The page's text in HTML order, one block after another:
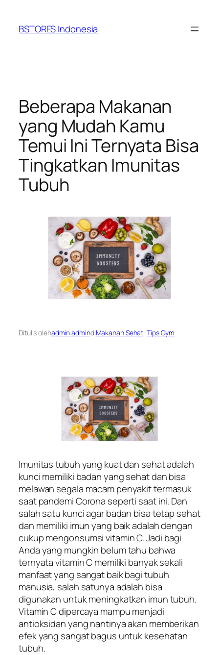
konten
BSTORES Indonesia
Beberapa Makanan
yang Mudah Kamu
Temui Ini Ternyata Bisa
Tingkatkan Imunitas
Tubuh
Ditulis olehadmin admindiMakanan Sehat, Tips Gym
Imunitas tubuh yang kuat dan sehat adalah
kunci memiliki badan yang sehat dan bisa
melawan segala macam penyakit termasuk
saat pandemi Corona seperti saat ini. Dan
salah satu kunci agar badan bisa tetap sehat
dan memiliki imun yang baik adalah dengan
cukup mengonsumsi vitamin C. Jadi bagi
Anda yang mungkin belum tahu bahwa
ternyata vitamin C memiliki banyak sekali
manfaat yang sangat baik bagi tubuh
manusia, salah satunya adalah bisa
digunakan untuk meningkatkan imun tubuh.
Vitamin C dipercaya mampu menjadi
antioksidan yang nantinya akan memberikan
efek yang sangat bagus untuk kesehatan
tubuh.